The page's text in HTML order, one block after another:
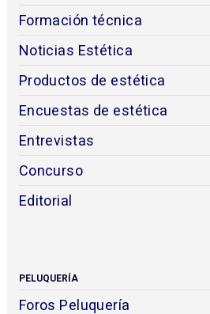
Formación técnica
Noticias Estética
Productos de estética
Encuestas de estética
Entrevistas
Concurso
Editorial
PELUQUERÍA
Foros Peluquería